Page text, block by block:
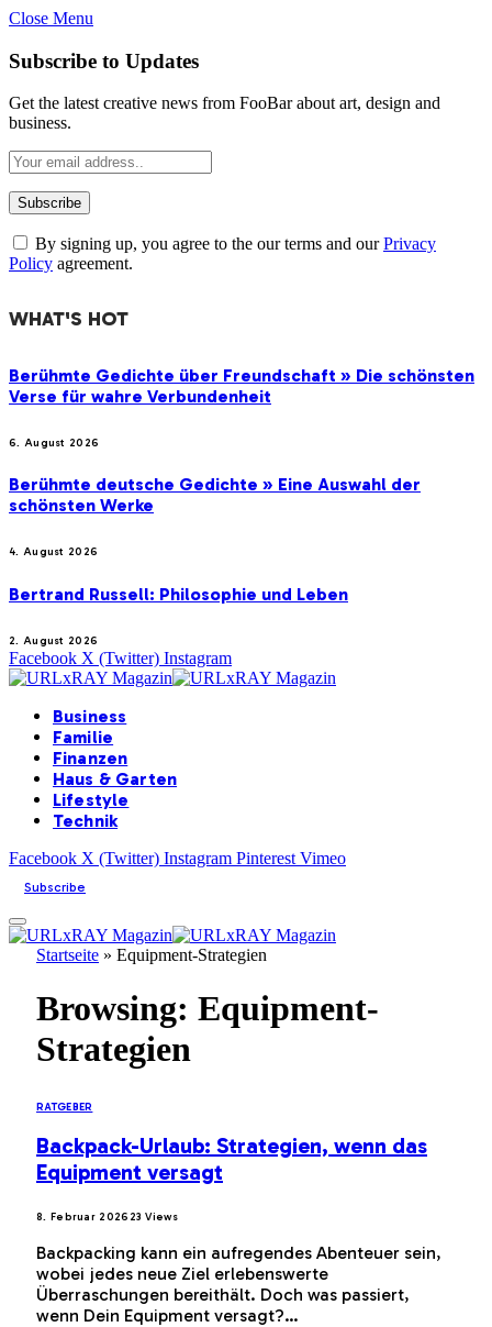
Close Menu
Subscribe to Updates
Get the latest creative news from FooBar about art, design and
business.
By signing up, you agree to the our terms and ourPrivacy
Policy agreement.
WHAT'S HOT
Berühmte Gedichte über Freundschaft » Die schönsten
Verse für wahre Verbundenheit
6. August 2026
Berühmte deutsche Gedichte » Eine Auswahl der
schönsten Werke
4. August 2026
Bertrand Russell: Philosophie und Leben
2. August 2026
Facebook X (Twitter) Instagram
Business
Familie
Finanzen
Haus & Garten
Lifestyle
Technik
Facebook X (Twitter) Instagram Pinterest Vimeo
Subscribe
Startseite » Equipment-Strategien
Browsing: Equipment-
Strategien
RATGEBER
Backpack-Urlaub: Strategien, wenn das
Equipment versagt
8. Februar 2026 23Views
Backpacking kann ein aufregendes Abenteuer sein,
wobei jedes neue Ziel erlebenswerte
Überraschungen bereithält. Doch was passiert,
wenn Dein Equipment versagt?…